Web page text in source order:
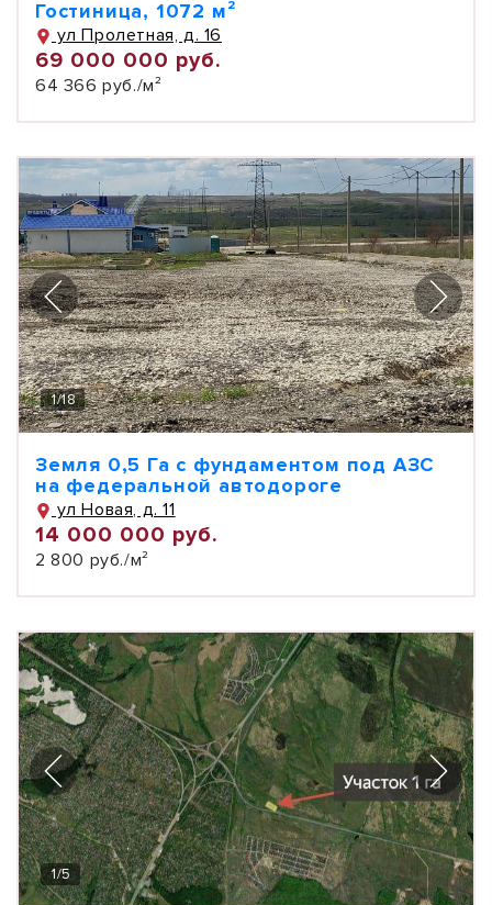
Гостиница, 1072 м²
ул Пролетная, д. 16
69 000 000 руб.
64 366 руб./м²
1/18
Земля 0,5 Га с фундаментом под АЗС
на федеральной автодороге
ул Новая, д. 11
14 000 000 руб.
2 800 руб./м²
1/5